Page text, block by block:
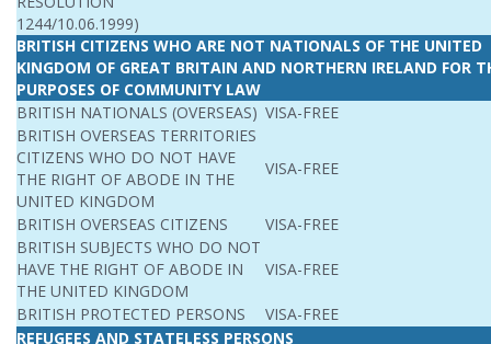
1244/10.06.1999)
BRITISH CITIZENS WHO ARE NOT NATIONALS OF THE UNITED
KINGDOM OF GREAT BRITAIN AND NORTHERN IRELAND FOR
PURPOSES OF COMMUNITY LAW
BRITISH NATIONALS (OVERSEAS) VISA-FREE
BRITISH OVERSEAS TERRITORIES
CITIZENS WHO DO NOT HAVE
THE RIGHT OF ABODE IN THE
UNITED KINGDOM
VISA-FREE
BRITISH OVERSEAS CITIZENS
VISA-FREE
BRITISH SUBJECTS WHO DO NOT
HAVE THE RIGHT OF ABODE IN
THE UNITED KINGDOM
VISA-FREE
BRITISH PROTECTED PERSONS
VISA-FREE
REFUGEES AND STATELESS PERSONS